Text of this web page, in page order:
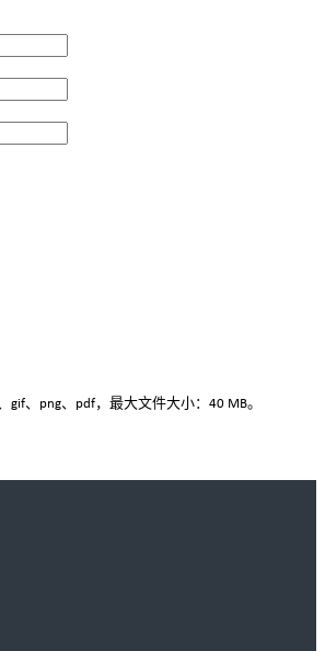
gif、png、pdf，最大文件大小：40 MB。